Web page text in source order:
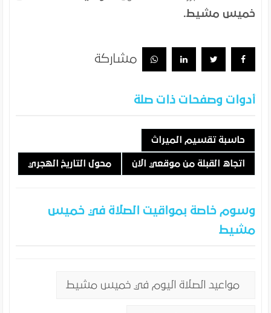
خميس مشيط.
مشاركة
أدوات وصفحات ذات صلة
حاسبة تقسيم الميراث
اتجاه القبلة من موقعي الان محول التاريخ الهجري
وسوم خاصة بمواقيت الصلاة في خميس
مشيط
مواعيد الصلاة اليوم في خميس مشيط